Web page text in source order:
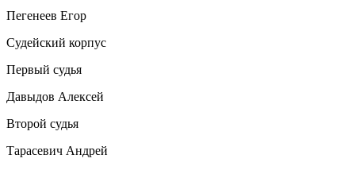
Пегенеев Егор
Судейский корпус
Первый судья
Давыдов Алексей
Второй судья
Тарасевич Андрей